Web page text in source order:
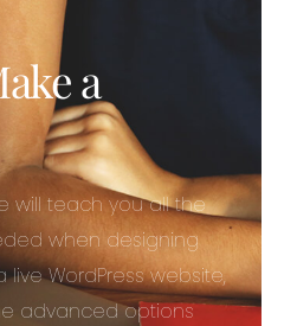
a
will teach you all the
when designing
WordPress website,
advanced options